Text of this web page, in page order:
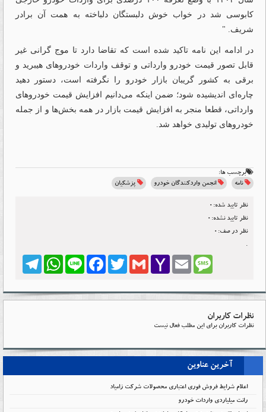
کابوسی شد در خواب خوش دلبستگان دلباخته به همت آن برادر
شریف. "
در ادامه این نامه تاکید شده است که تقاضا دارد تا موج گرانی غیر
قابل تصور قیمت خودرو وارداتی و توقف واردات خودروهای هیبرید و
برقی به کشور گریبان بازار خودرو را نگرفته است، دستور دهید
چاره‌ای اندیشیده شود؛ ضمن اینکه می‌دانیم افزایش قیمت خودروهای
وارداتی، قطعا منجر به افزایش قیمت بازار در همه بخش‌ها و از جمله
خودروهای تولیدی خواهد شد.
برچسب ها:
نامه
انجمن واردکنندگان خودرو پزشکیان
نظر تایید شده:0
نظر تایید نشده:0
نظر در صف:0
TelegramWhatsApp LineFacebook Twitter Gmail
Yahoo
Email Message
نظرات کاربران
نظرات کاربران برای این مطلب فعال نیست
آخرین عناوین
اعلام شرایط فروش فوری اعتباری محصولات شرکت زامیاد
رانت میلیاردی واردات خودرو